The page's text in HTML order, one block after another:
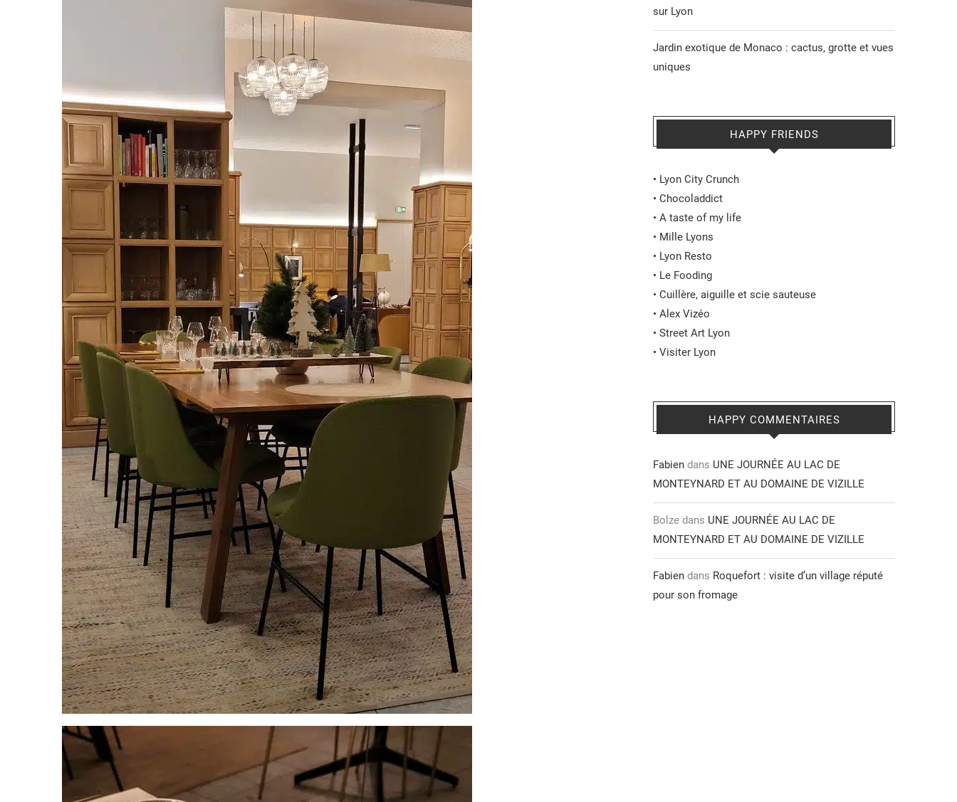
sur Lyon
Jardin exotique de Monaco : cactus, grotte et vues
uniques
HAPPY FRIENDS
• Lyon City Crunch
• Chocoladdict
• A taste of my life
• Mille Lyons
• Lyon Resto
• Le Fooding
• Cuillère, aiguille et scie sauteuse
• Alex Vizéo
• Street Art Lyon
• Visiter Lyon
HAPPY COMMENTAIRES
Fabien dans UNE JOURNÉE AU LAC DE
MONTEYNARD ET AU DOMAINE DE VIZILLE
Bolze dans UNE JOURNÉE AU LAC DE
MONTEYNARD ET AU DOMAINE DE VIZILLE
Fabien dans Roquefort : visite d’un village réputé
pour son fromage